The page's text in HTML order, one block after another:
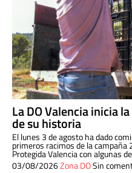
La DO Valencia inicia
de su historia
El lunes 3 de agosto ha dado
primeros racimos de la campaña
Protegida Valencia con algunas
03/08/2026Zona DOSin